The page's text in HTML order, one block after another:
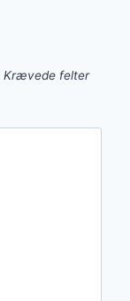
Krævede felter